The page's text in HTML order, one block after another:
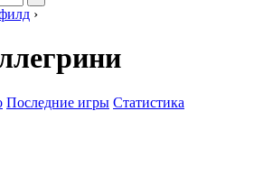
›
Последние игры Статистика